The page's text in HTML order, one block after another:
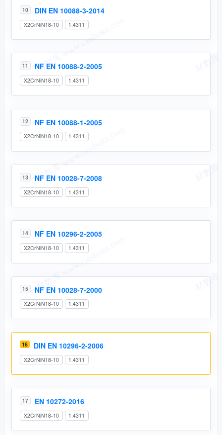
10 DIN EN 10088-3-2014
X2CrNiN18-10 1.4311
11 NF EN 10088-2-2005
X2CrNiN18-10 1.4311
12 NF EN 10088-1-2005
X2CrNiN18-10 1.4311
13 NF EN 10028-7-2008
X2CrNiN18-10 1.4311
14 NF EN 10296-2-2005
X2CrNiN18-10 1.4311
15 NF EN 10028-7-2000
X2CrNiN18-10 1.4311
16 DIN EN 10296-2-2006
X2CrNiN18-10 1.4311
17 EN 10272-2016
X2CrNiN18-10 1.4311